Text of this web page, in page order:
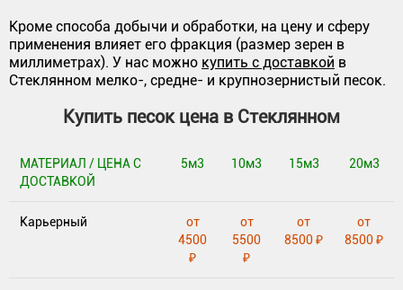
Кроме способа добычи и обработки, на цену и сферу
применения влияет его фракция (размер зерен в
миллиметрах). У нас можно купить с доставкой в
Стеклянном мелко-, средне- и крупнозернистый песок.
Купить песок цена в Стеклянном
МАТЕРИАЛ / ЦЕНА С
ДОСТАВКОЙ
5м3 10м3 15м3 20м3
Карьерный
от
4500
₽
от
5500
₽
от
8500 ₽
от
8500 ₽